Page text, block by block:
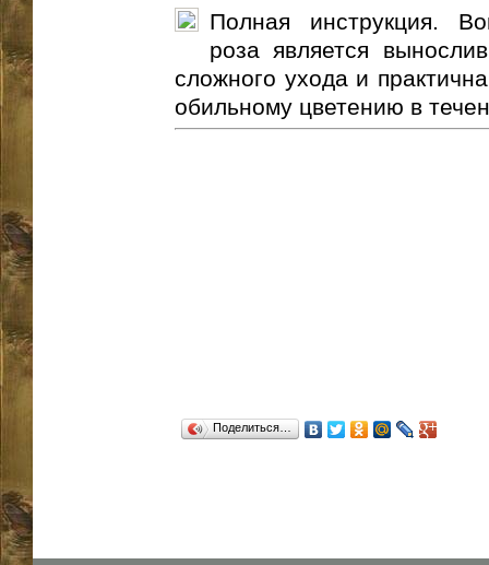
Полная инструкция.
роза является
сложного ухода и
обильному цветению в
Поделиться…